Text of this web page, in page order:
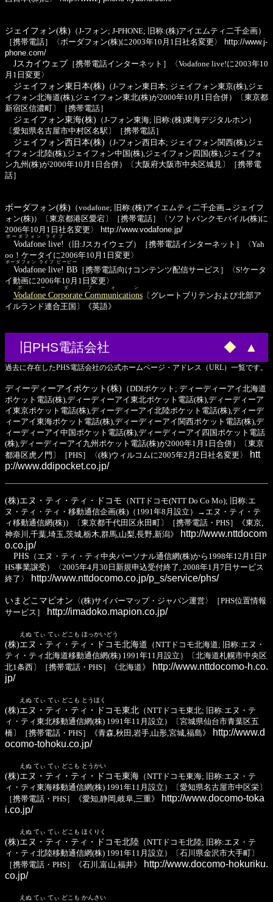
ジェイフォン(株) （J-フォン; J-PHONE; 旧称:(株)アイエムティ二千企画）
［携帯電話］〈ボーダフォン(株)に2003年10月1日社名変更〉
http://www.j-
phone.com/
Jスカイウェブ ［携帯電話インターネット］〈Vodafone live!に2003年10
月1日変更〉
ジェイフォン東日本(株) （J-フォン東日本; ジェイフォン東京(株),ジェ
イフォン北海道(株),ジェイフォン東北(株)が2000年10月1日合併）〔東京都
新宿区信濃町〕［携帯電話］
ジェイフォン東海(株) （J-フォン東海; 旧称:(株)東海デジタルホン）
〔愛知県名古屋市中村区名駅〕［携帯電話］
ジェイフォン西日本(株) （J-フォン西日本; ジェイフォン関西(株),ジェ
イフォン北陸(株),ジェイフォン中国(株),ジェイフォン四国(株),ジェイフォ
ン九州(株)が2000年10月1日合併）〔大阪府大阪市中央区城見〕［携帯電
話］
ボーダフォン(株) （vodafone; 旧称:(株)アイエムティ二千企画→ジェイフ
ォン(株)）〔東京都港区愛宕〕［携帯電話］〈ソフトバンクモバイル(株)に
2006年10月1日社名変更〉
http://www.vodafone.jp/
Vodafone live!
ボーダフォン ライブ
（旧:Jスカイウェブ）［携帯電話インターネット］〈Yah
oo！ケータイに2006年10月1日変更〉
Vodafone live! BB
ボーダフォン ライブ ビービー
［携帯電話向けコンテンツ配信サービス］〈S!ケータ
イ動画に2006年10月1日変更〉
Vodafone Corporate Communications
ボーダフォン
〔グレートブリテンおよび北部ア
イルランド連合王国〕《英語》
旧PHS電話会社 ◆ ▲
過去に存在したPHS電話会社の公式ホームページ・アドレス（URL）一覧です。
ディーディーアイポケット(株) （DDIポケット; ディーディーアイ北海道
ポケット電話(株),ディーディーアイ東北ポケット電話(株),ディーディーア
イ東京ポケット電話(株),ディーディーアイ北陸ポケット電話(株),ディーデ
ィーアイ東海ポケット電話(株),ディーディーアイ関西ポケット電話(株),デ
ィーディーアイ中国ポケット電話(株),ディーディーアイ四国ポケット電話
(株),ディーディーアイ九州ポケット電話(株)が2000年1月1日合併）〔東京
都港区虎ノ門〕［PHS］〈(株)ウィルコムに2005年2月2日社名変更〉
htt
p://www.ddipocket.co.jp/
(株)エヌ・ティ・ティ・ドコモ （NTTドコモ(NTT Do Co Mo); 旧称:エ
ヌ・ティ・ティ・移動通信企画(株)（1991年8月設立）→エヌ・ティ・テ
ィ移動通信網(株)）〔東京都千代田区永田町〕［携帯電話・PHS］《東京,
神奈川,千葉,埼玉,茨城,栃木,群馬,山梨,長野,新潟》
http://www.nttdocom
o.co.jp/
PHS （エヌ・ティ・ティ中央パーソナル通信網(株)から1998年12月1日P
HS事業譲受）〈2005年4月30日新規申込受付終了, 2008年1月7日サービス
終了〉
http://www.nttdocomo.co.jp/p_s/service/phs/
いまどこマピオン 〈(株)サイバーマップ・ジャパン運営〉［PHS位置情報
サービス］
http://imadoko.mapion.co.jp/
えぬ てぃ てぃ どこも ほっかいどう
(株)エヌ・ティ・ティ・ドコモ北海道 （NTTドコモ北海道; 旧称:エヌ・
ティ・ティ北海道移動通信網(株) 1991年11月設立）〔北海道札幌市中央区
北1条西〕［携帯電話・PHS］《北海道》
http://www.nttdocomo-h.co.
jp/
えぬ てぃ てぃ どこも とうほく
(株)エヌ・ティ・ティ・ドコモ東北 （NTTドコモ東北; 旧称:エヌ・テ
ィ・ティ東北移動通信網(株) 1991年11月設立）〔宮城県仙台市青葉区五
橋〕［携帯電話・PHS］《青森,秋田,岩手,山形,宮城,福島》
http://www.d
ocomo-tohoku.co.jp/
えぬ てぃ てぃ どこも とうかい
(株)エヌ・ティ・ティ・ドコモ東海 （NTTドコモ東海; 旧称:エヌ・テ
ィ・ティ東海移動通信網(株) 1991年11月設立）〔愛知県名古屋市中区栄〕
［携帯電話・PHS］《愛知,静岡,岐阜,三重》
http://www.docomo-toka
i.co.jp/
えぬ てぃ てぃ どこも ほくりく
(株)エヌ・ティ・ティ・ドコモ北陸 （NTTドコモ北陸; 旧称:エヌ・テ
ィ・ティ北陸移動通信網(株) 1991年11月設立）〔石川県金沢市大手町〕
［携帯電話・PHS］《石川,富山,福井》
http://www.docomo-hokuriku.
co.jp/
えぬ てぃ てぃ どこも かんさい